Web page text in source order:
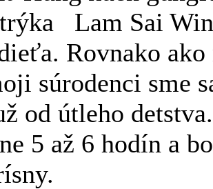
Lam Sai
Rovnako ako
súrodenci sme
od útleho
5 až 6 hodín a